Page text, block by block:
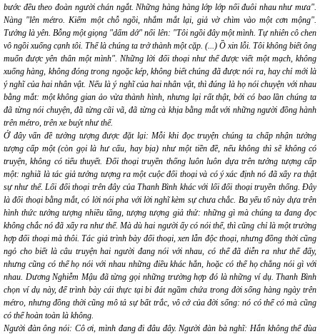
bước đều theo đoàn người chán ngắt. Những hàng hàng lớp lớp nối đuôi nhau như mưa".
Nàng "lên métro. Kiếm một chỗ ngồi, nhắm mắt lại, giả vờ chìm vào một cơn mộng".
Tưởng là yên. Bỗng một giọng "dấm dớ" nổi lên: "Tôi ngồi đây một mình. Tự nhiên cô chen
vô ngồi xuống cạnh tôi. Thế là chúng ta trở thành một cặp. (...) Ồ xin lỗi. Tôi không biết ông
muốn được yên thân một mình".Những lời đối thoại như thế được viết một mạch, không
xuống hàng, không đóng trong ngoặc kép, không biết chúng đã được nói ra, hay chỉ mới là
ý nghĩ của hai nhân vật. Nếu là ý nghĩ của hai nhân vật, thì đúng là họ nói chuyện với nhau
bằng mắt: một không gian ảo vừa thành hình, nhưng lại rất thật, bởi có bao lần chúng ta
đã từng nói chuyện, đã từng cãi vã, đã từng cà khịa bằng mắt với những người đồng hành
trên métro, trên xe buýt như thế.
Ở đây vấn đề tưởng tượng được đặt lại: Mỗi khi đọc truyện chúng ta chấp nhận tưởng
tượng cấp một (còn gọi là hư cấu, hay bịa) như một tiền đề, nếu không thì sẽ không có
truyện, không có tiểu thuyết. Đối thoại truyền thống luôn luôn dựa trên tưởng tượng cấp
một: nghiã là tác giả tưởng tượng ra một cuộc đối thoại và có ý xác định nó đã xẩy ra thật
sự như thế. Lối đối thoại trên đây của Thanh Bình khác với lối đối thoại truyền thống. Đây
là đối thoại bằng mắt, có lời nói pha với lời nghĩkèm sựchưa chắc. Ba yếu tố này dựa trên
hình thức tưởng tượng nhiều tầng, tượng tượng giả thử: những gì mà chúng ta đang đọc
không chắcnó đã xẩy ra như thế. Mà dù hai người ấy có nói thế, thì cũng chỉ là một trường
hợp đối thoạimà thôi. Tác giả trình bày đối thoại, xen lẫn độc thoại, nhưng đồng thời cũng
ngỏ cho biết là câu truyện hai người đang nói với nhau, có thể đã diễn ra như thế đấy,
nhưng cũng có thể họ nói với nhau những điều khác hẳn, hoặc có thể họ chẳng nói gì với
nhau. Dương Nghiễm Mậu đã từng gọi những trường hợp đó là những ví dụ. Thanh Bình
chọn ví dụnày, để trình bày cái thực tại bi đát ngầm chứa trong đời sống hàng ngày trên
métro, nhưng đồng thời cũng mô tả sự bất trắc, vô cớ của đời sống: nó có thểcómà cũng
có thể hoàn toàn là không.
Người đàn ông nói: Cô ơi, mình đang đi đâu đây.Người đàn bà nghĩ:Hắn không thể đùa